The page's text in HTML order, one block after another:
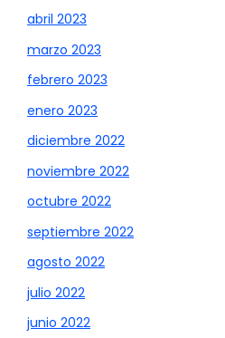
abril 2023
marzo 2023
febrero 2023
enero 2023
diciembre 2022
noviembre 2022
octubre 2022
septiembre 2022
agosto 2022
julio 2022
junio 2022